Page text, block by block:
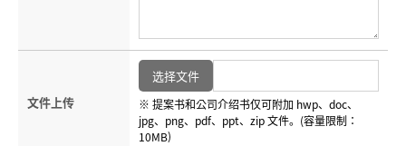
文件上传
选择文件
※ 提案书和公司介绍书仅可附加 hwp、doc、
jpg、png、pdf、ppt、zip 文件。(容量限制：
10MB)